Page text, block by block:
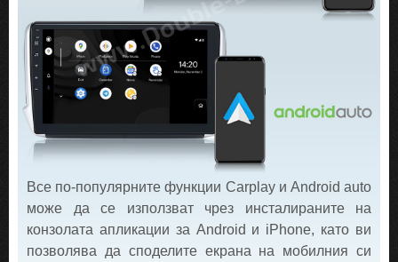
Все по-популярните функции Carplay и Android auto
може да се използват чрез инсталираните на
конзолата апликации за Android и iPhone, като ви
позволява да споделите екрана на мобилния си